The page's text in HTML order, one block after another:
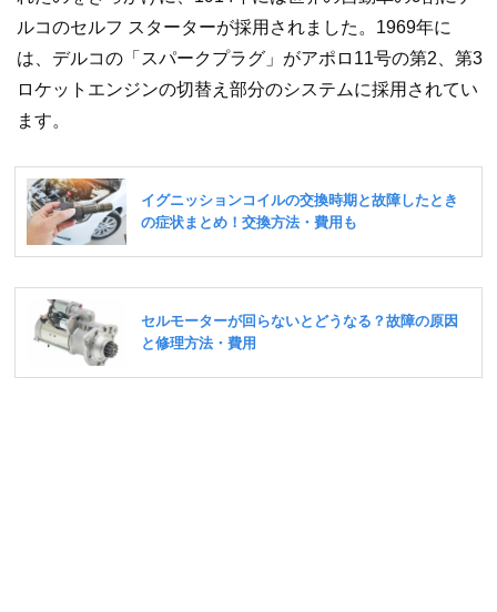
ルコのセルフ スターターが採用されました。1969年に
は、デルコの「スパークプラグ」がアポロ11号の第2、第3
ロケットエンジンの切替え部分のシステムに採用されてい
ます。